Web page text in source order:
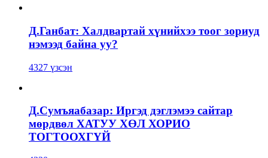
Д.Ганбат: Халдвартай хүнийхээ тоог зориуд
нэмээд байна уу?
4327 үзсэн
Д.Сумъяабазар: Иргэд дэглэмээ сайтар
мөрдвөл ХАТУУ ХӨЛ ХОРИО
ТОГТООХГҮЙ